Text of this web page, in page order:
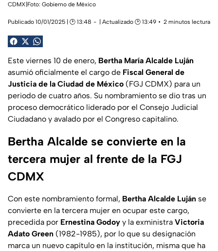
CDMX| Foto: Gobierno de México
Publicado 10/01/2025 | 🕑 13:48 | Actualizado 🕑 13:49 2 minutos lectura
Este viernes 10 de enero, Bertha María Alcalde Luján
asumió oficialmente el cargo de Fiscal General de
Justicia de la Ciudad de México (FGJ CDMX) para un
periodo de cuatro años. Su nombramiento se dio tras un
proceso democrático liderado por el Consejo Judicial
Ciudadano y avalado por el Congreso capitalino.
Bertha Alcalde se convierte en la
tercera mujer al frente de la FGJ
CDMX
Con este nombramiento formal, Bertha Alcalde Luján se
convierte en la tercera mujer en ocupar este cargo,
precedida por Ernestina Godoy y la exministra Victoria
Adato Green (1982-1985), por lo que su designación
marca un nuevo capítulo en la institución, misma que ha